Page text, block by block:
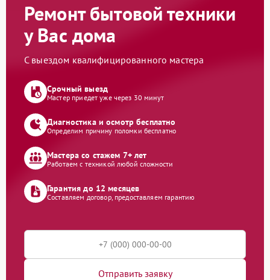
Ремонт бытовой техники
у Вас дома
С выездом квалифицированного мастера
Срочный выезд
Мастер приедет уже через 30 минут
Диагностика и осмотр бесплатно
Определим причину поломки бесплатно
Мастера со стажем 7+ лет
Работаем с техникой любой сложности
Гарантия до 12 месяцев
Составляем договор, предоставляем гарантию
Отправить заявку